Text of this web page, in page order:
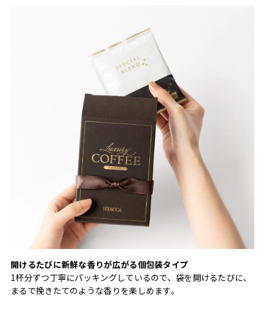
開けるたびに新鮮な香りが広がる個包装タイプ
1杯分ずつ丁寧にパッキングしているので、袋を開けるたびに、
まるで挽きたてのような香りを楽しめます。